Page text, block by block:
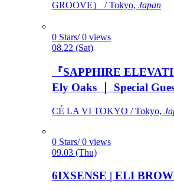
GROOVE） / Tokyo, Japan
0 Stars/ 0 views
08.22 (Sat)
『SAPPHIRE
Ely Oaks ｜ Special
CÉ LA VI TOKYO / Tokyo,
0 Stars/ 0 views
09.03 (Thu)
6IXSENSE | ELI